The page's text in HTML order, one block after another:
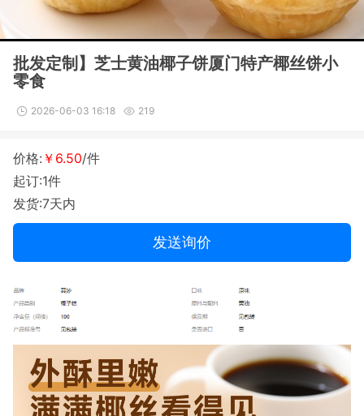
批发定制】芝士黄油椰子饼厦门特产椰丝饼小
零食
2026-06-03 16:18 219
价格: ￥6.50/件
起订:1件
发货:7天内
发送询价